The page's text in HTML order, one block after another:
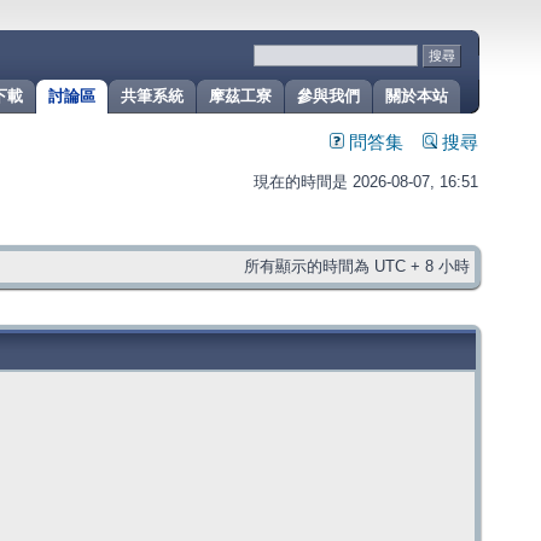
關於本站
參與我們
摩茲工寮
共筆系統
討論區
載
問答集 搜尋
現在的時間是 2026-08-07, 16:51
所有顯示的時間為 UTC + 8 小時